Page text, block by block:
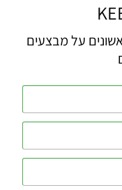
על מבצעים